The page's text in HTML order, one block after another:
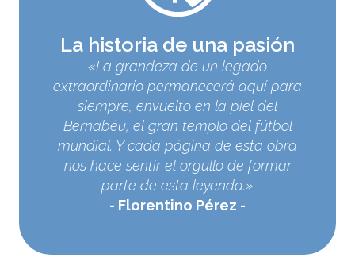
La historia de una pasión
«La grandeza de un legado
extraordinario permanecerá aquí para
siempre, envuelto en la piel del
Bernabéu, el gran templo del fútbol
mundial. Y cada página de esta obra
nos hace sentir el orgullo de formar
parte de esta leyenda.»
Florentino Pérez